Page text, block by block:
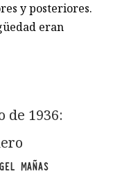
y posteriores.
eran
de 1936:
MAÑAS